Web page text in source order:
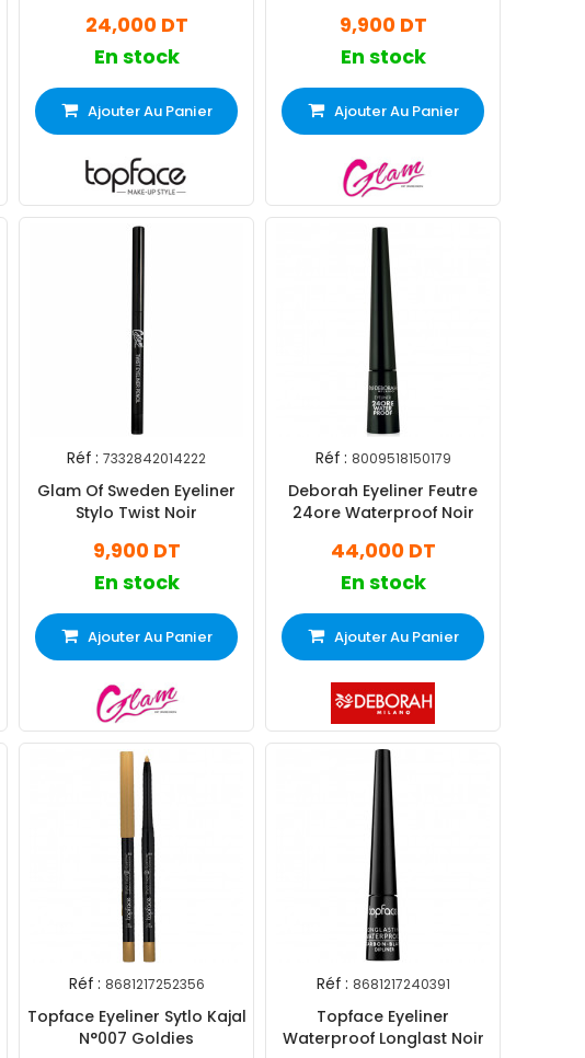
24,000 DT
En stock
Ajouter Au Panier
9,900 DT
En stock
Ajouter Au Panier
Réf : 7332842014222
Glam Of Sweden Eyeliner
Stylo Twist Noir
9,900 DT
En stock
Ajouter Au Panier
Réf : 8009518150179
Deborah Eyeliner Feutre
24ore Waterproof Noir
44,000 DT
En stock
Ajouter Au Panier
Réf : 8681217252356
Topface Eyeliner Sytlo Kajal
N°007 Goldies
Réf : 8681217240391
Topface Eyeliner
Waterproof Longlast Noir